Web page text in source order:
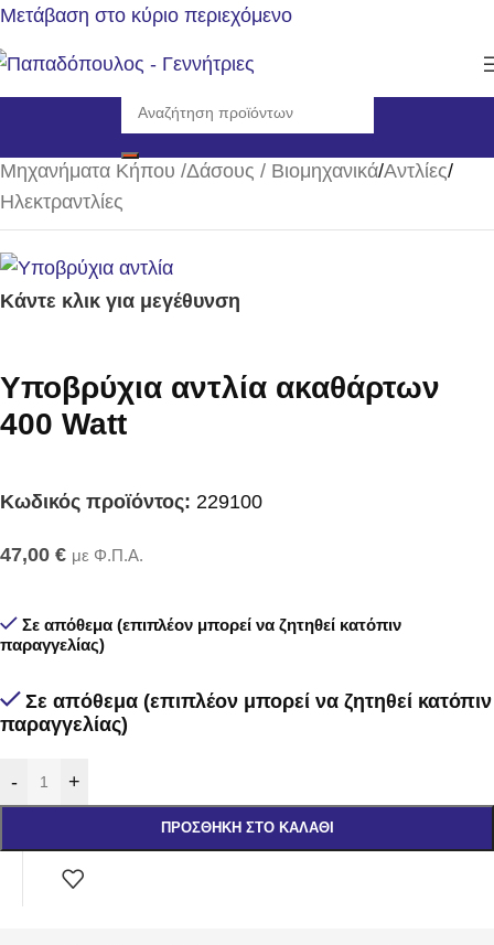
Μετάβαση στο κύριο περιεχόμενο
Αρχική σελίδα/
Μηχανήματα Κήπου /Δάσους / Βιομηχανικά/Αντλίες/
Ηλεκτραντλίες
Κάντε κλικ για μεγέθυνση
Υποβρύχια αντλία ακαθάρτων
400 Watt
Κωδικός προϊόντος: 229100
47,00 € με Φ.Π.Α.
Σε απόθεμα (επιπλέον μπορεί να ζητηθεί κατόπιν
παραγγελίας)
Σε απόθεμα (επιπλέον μπορεί να ζητηθεί κατόπιν
παραγγελίας)
- +
ΠΡΟΣΘΉΚΗ ΣΤΟ ΚΑΛΆΘΙ